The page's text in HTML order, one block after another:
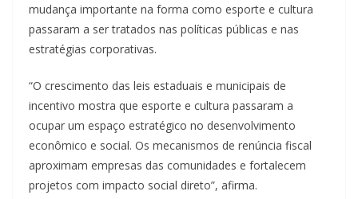
mudança importante na forma como esporte e cultura
passaram a ser tratados nas políticas públicas e nas
estratégias corporativas.
“O crescimento das leis estaduais e municipais de
incentivo mostra que esporte e cultura passaram a
ocupar um espaço estratégico no desenvolvimento
econômico e social. Os mecanismos de renúncia fiscal
aproximam empresas das comunidades e fortalecem
projetos com impacto social direto”, afirma.